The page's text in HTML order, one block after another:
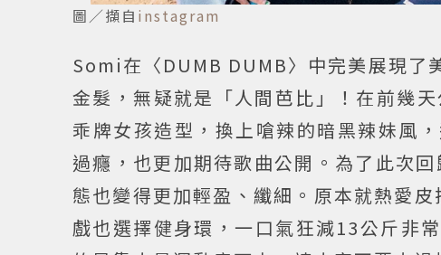
圖／擷自 instagram
Somi在〈DUMB DUMB〉中完美展現了
金髮，無疑就是「人間芭比」！在前幾
乖牌女孩造型，換上嗆辣的暗黑辣妹風
過癮，也更加期待歌曲公開。為了此次
態也變得更加輕盈、纖細。原本就熱愛
戲也選擇健身環，一口氣狂減13公斤非